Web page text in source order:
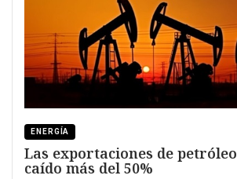
ENERGÍA
Las exportaciones de
caído más del 50%